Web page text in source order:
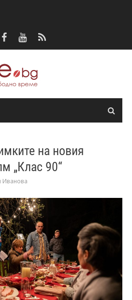
на новия
„Клас 90“
Иванова